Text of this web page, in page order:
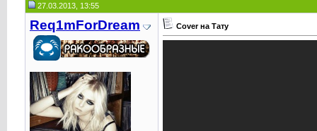
Captain Obvious
27.03.2013, 13:55
Req1mForDream Cover на Тату